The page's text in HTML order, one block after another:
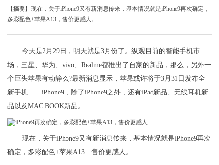
【摘要】现在，关于iPhone9又有新消息传来，基本情况就是iPhone9再次确定，
多彩配色+苹果A13，售价更感人。
今天是2月29日，明天就是3月份了。纵观目前的智能手机市
场，三星、华为、vivo、Realme都推出了自家的新品，那么，另外一
个巨头苹果有动静么?最新消息显示，苹果或许将于3月31日发布全
新手机——iPhone9，除了iPhone9之外，还有iPad新品、无线耳机新
品以及MAC BOOK新品。
现在，关于iPhone9又有新消息传来，基本情况就是iPhone9再次
确定，多彩配色+苹果A13，售价更感人。